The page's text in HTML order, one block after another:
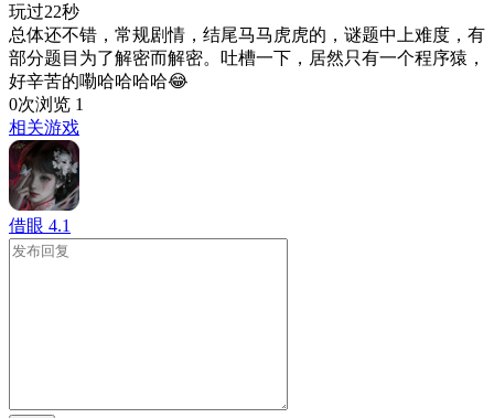
玩过22秒
总体还不错，常规剧情，结尾马马虎虎的，谜题中上难度，有
部分题目为了解密而解密。吐槽一下，居然只有一个程序猿，
好辛苦的嘞哈哈哈哈😂
0次浏览 1
相关游戏
借眼 4.1